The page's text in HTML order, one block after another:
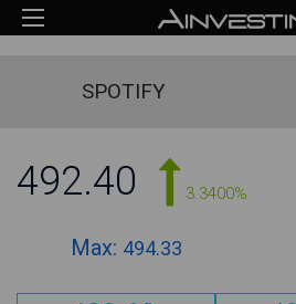
SPOTIFY
492.40 3.3400%
Max: 494.33